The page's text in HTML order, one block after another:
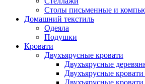
Столы письменные и
Домашний текстиль
Одеяла
Подушки
Кровати
Двухъярусные кровати
Двухъярусные
Двухъярусные
Двухъярусные